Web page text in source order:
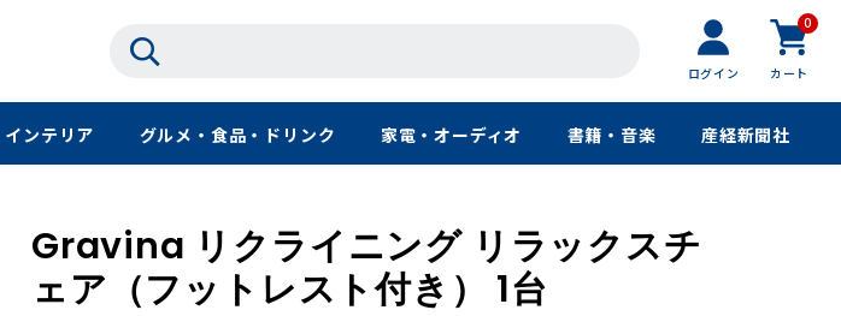
ログイン
0
カート
ンテリア グルメ・食品・ドリンク 家電・オーディオ 書籍・音楽 産経新聞社
Gravina リクライニング リラックスチ
ェア（フットレスト付き） 1台